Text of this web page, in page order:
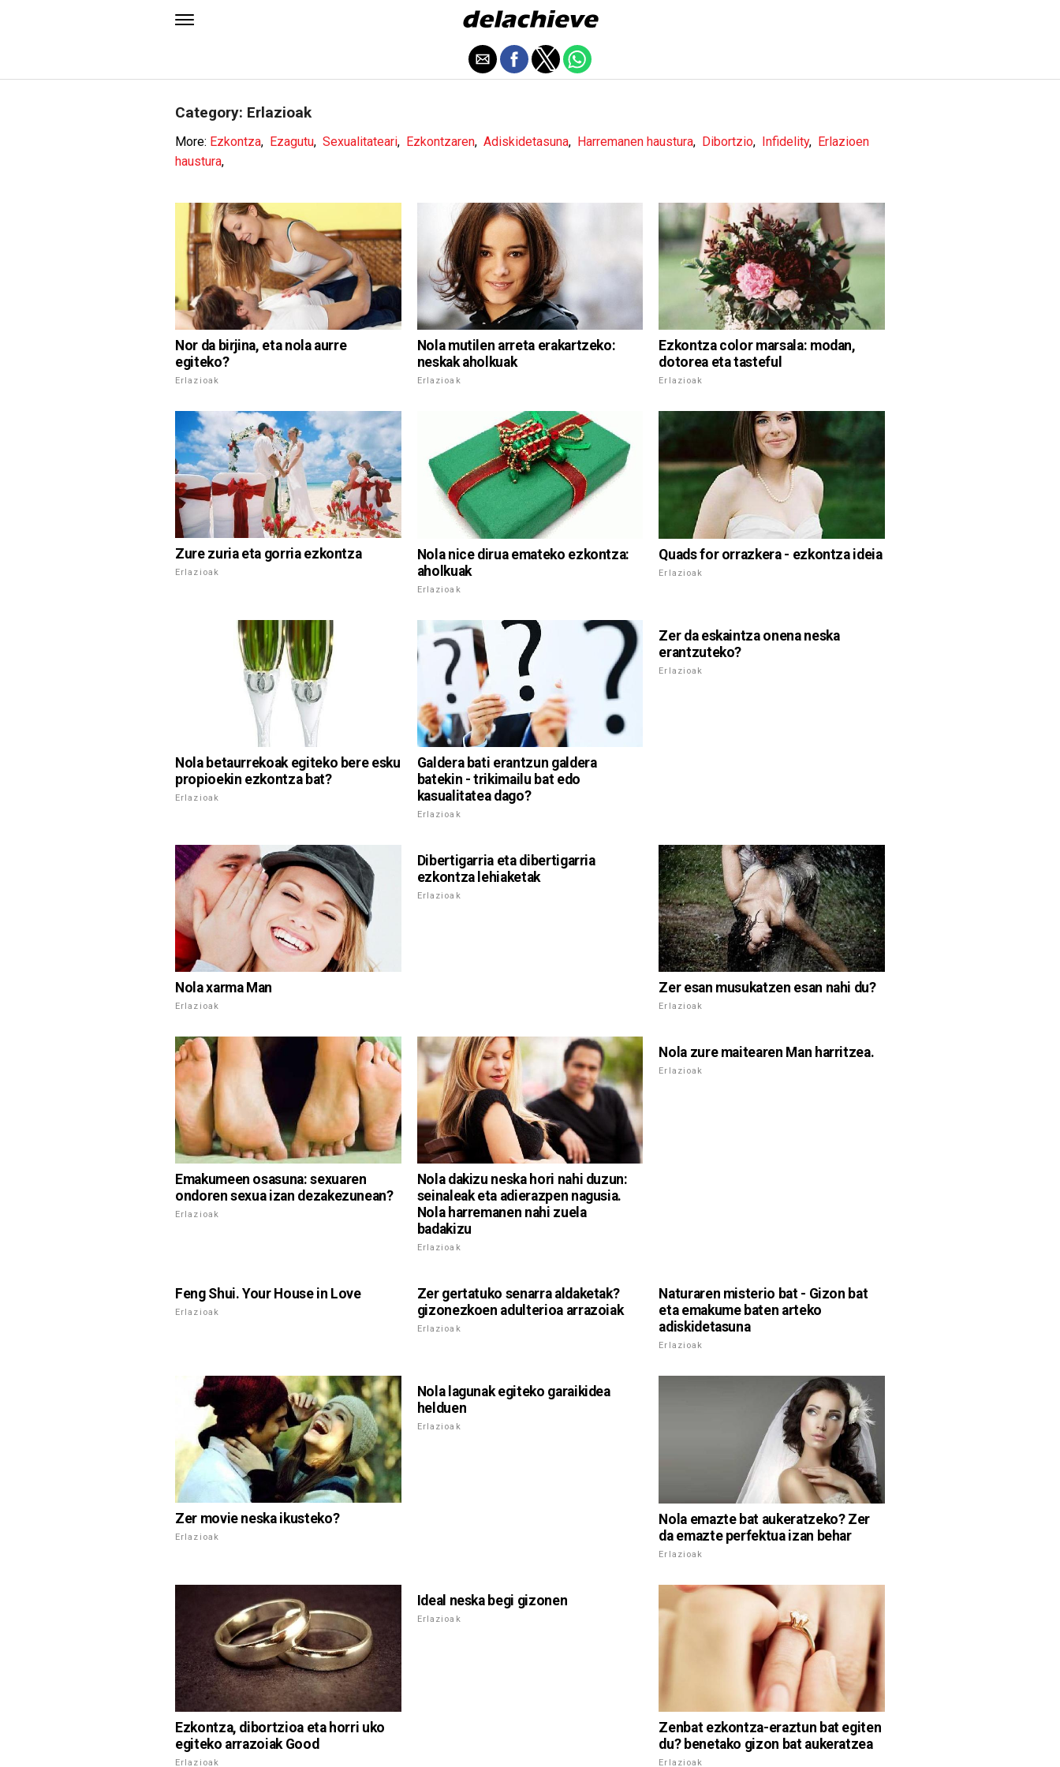
Category: Erlazioak
More: Ezkontza, Ezagutu, Sexualitateari, Ezkontzaren, Adiskidetasuna, Harremanen haustura, Dibortzio, Infidelity, Erlazioen
haustura,
Nor da birjina, eta nola aurre
egiteko?
Erlazioak
Nola mutilen arreta erakartzeko:
neskak aholkuak
Erlazioak
Ezkontza color marsala: modan,
dotorea eta tasteful
Erlazioak
Zure zuria eta gorria ezkontza
Erlazioak
Nola nice dirua emateko ezkontza:
aholkuak
Erlazioak
Quads for orrazkera - ezkontza ideia
Erlazioak
Nola betaurrekoak egiteko bere esku
propioekin ezkontza bat?
Erlazioak
Galdera bati erantzun galdera
batekin - trikimailu bat edo
kasualitatea dago?
Erlazioak
Zer da eskaintza onena neska
erantzuteko?
Erlazioak
Nola xarma Man
Erlazioak
Dibertigarria eta dibertigarria
ezkontza lehiaketak
Erlazioak
Zer esan musukatzen esan nahi du?
Erlazioak
Emakumeen osasuna: sexuaren
ondoren sexua izan dezakezunean?
Erlazioak
Nola dakizu neska hori nahi duzun:
seinaleak eta adierazpen nagusia.
Nola harremanen nahi zuela
badakizu
Erlazioak
Nola zure maitearen Man harritzea.
Erlazioak
Feng Shui. Your House in Love
Erlazioak
Zer gertatuko senarra aldaketak?
gizonezkoen adulterioa arrazoiak
Erlazioak
Naturaren misterio bat - Gizon bat
eta emakume baten arteko
adiskidetasuna
Erlazioak
Zer movie neska ikusteko?
Erlazioak
Nola lagunak egiteko garaikidea
helduen
Erlazioak
Nola emazte bat aukeratzeko? Zer
da emazte perfektua izan behar
Erlazioak
Ezkontza, dibortzioa eta horri uko
egiteko arrazoiak Good
Erlazioak
Ideal neska begi gizonen
Erlazioak
Zenbat ezkontza-eraztun bat egiten
du? benetako gizon bat aukeratzea
Erlazioak